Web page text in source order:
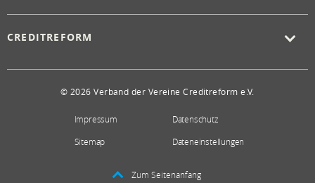
CREDITREFORM
© 2026 Verband der Vereine Creditreform e.V.
Impressum
Datenschutz
Sitemap
Dateneinstellungen
Zum Seitenanfang